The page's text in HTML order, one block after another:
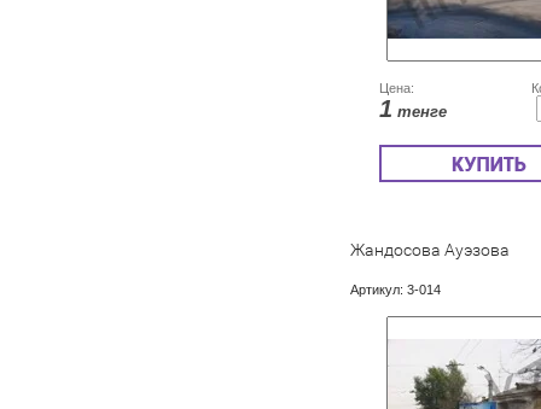
Цена:
1 тенге
Жандосова Ауэзова
Артикул: 3-014